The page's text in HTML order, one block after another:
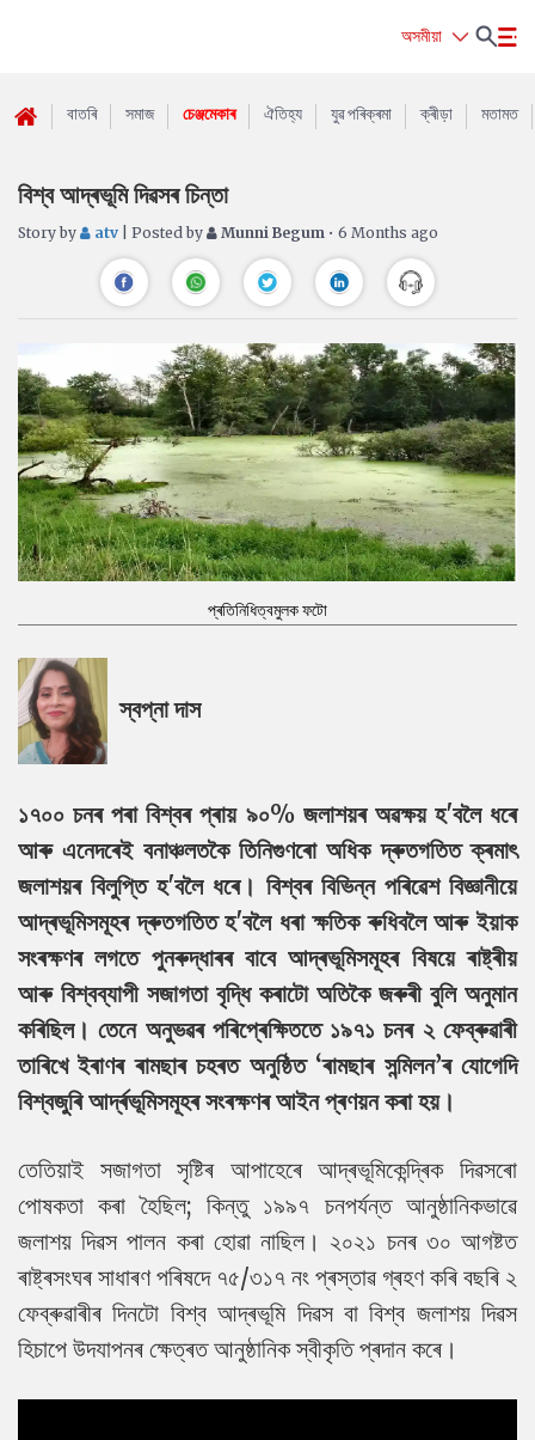
অসমীয়া
বাতৰি সমাজ চেঞ্জমেকাৰ ঐতিহ্য যুৱ পৰিক্ৰমা ক্ৰীড়া মতামত
বিশ্ব আদ্ৰভূমি দিৱসৰ চিন্তা
Story by atv | Posted by Munni Begum • 6 Months ago
প্ৰতিনিধিত্বমুলক ফটো
স্বপ্না দাস
১৭০০ চনৰ পৰা বিশ্বৰ প্ৰায় ৯০% জলাশয়ৰ অৱক্ষয় হ'বলৈ ধৰে
আৰু এনেদৰেই বনাঞ্চলতকৈ তিনিগুণৰো অধিক দ্ৰুতগতিত ক্ৰমাৎ
জলাশয়ৰ বিলুপ্তি হ'বলৈ ধৰে। বিশ্বৰ বিভিন্ন পৰিৱেশ বিজ্ঞানীয়ে
আদ্ৰভূমিসমূহৰ দ্ৰুতগতিত হ'বলৈ ধৰা ক্ষতিক ৰুধিবলৈ আৰু ইয়াক
সংৰক্ষণৰ লগতে পুনৰুদ্ধাৰৰ বাবে আদ্ৰভূমিসমূহৰ বিষয়ে ৰাষ্ট্ৰীয়
আৰু বিশ্বব্যাপী সজাগতা বৃদ্ধি কৰাটো অতিকৈ জৰুৰী বুলি অনুমান
কৰিছিল। তেনে অনুভৱৰ পৰিপ্ৰেক্ষিততে ১৯৭১ চনৰ ২ ফেব্ৰুৱাৰী
তাৰিখে ইৰাণৰ ৰামছাৰ চহৰত অনুষ্ঠিত ‘ৰামছাৰ সন্মিলন’ৰ যোগেদি
বিশ্বজুৰি আৰ্দ্ৰভূমিসমূহৰ সংৰক্ষণৰ আইন প্ৰণয়ন কৰা হয়।
তেতিয়াই সজাগতা সৃষ্টিৰ আপাহেৰে আদ্ৰভূমিকেন্দ্ৰিক দিৱসৰো
পোষকতা কৰা হৈছিল; কিন্তু ১৯৯৭ চনপৰ্যন্ত আনুষ্ঠানিকভাৱে
জলাশয় দিৱস পালন কৰা হোৱা নাছিল। ২০২১ চনৰ ৩০ আগষ্টত
ৰাষ্ট্ৰসংঘৰ সাধাৰণ পৰিষদে ৭৫/৩১৭ নং প্ৰস্তাৱ গ্ৰহণ কৰি বছৰি ২
ফেব্ৰুৱাৰীৰ দিনটো বিশ্ব আদ্ৰভূমি দিৱস বা বিশ্ব জলাশয় দিৱস
হিচাপে উদযাপনৰ ক্ষেত্ৰত আনুষ্ঠানিক স্বীকৃতি প্ৰদান কৰে।